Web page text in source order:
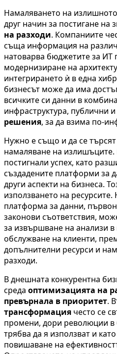
Намаляването на
друг начин за постигане на
на разходи. Компаниите
съща информация на
натоварва бюджетите за ИТ
модернизиране на
интегрирането ѝ в една
бизнесът може да има
всичките си данни в
инфраструктура, публични
решения, за да взима по-
Нужно е също и да се
намаляване на
постигнали успех, като
създадените платформи за
други аспекти на бизнеса.
използването на
платформа за данни,
законови съответствия,
за извършване на анализи в
обслужване на клиенти,
допълнителни ресурси и
разходи.
В днешната конкурентна
среда оптимизацията на
превърнала в приоритет.
трансформация често се
промени, дори революции в
трябва да я използват и
повишаване на